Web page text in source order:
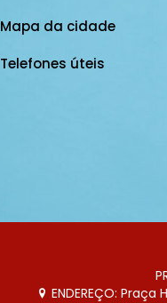
Mapa da cidade
Telefones úteis
ENDEREÇO: